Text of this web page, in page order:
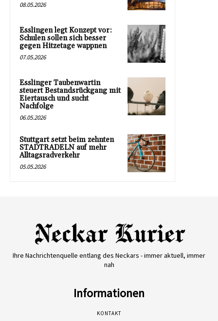
08.05.2026
Esslingen legt Konzept vor:
Schulen sollen sich besser
gegen Hitzetage wappnen
07.05.2026
Esslinger Taubenwartin
steuert Bestandsrückgang mit
Eiertausch und sucht
Nachfolge
06.05.2026
Stuttgart setzt beim zehnten
STADTRADELN auf mehr
Alltagsradverkehr
05.05.2026
Ihre Nachrichtenquelle entlang des Neckars - immer aktuell, immer
nah
Informationen
KONTAKT